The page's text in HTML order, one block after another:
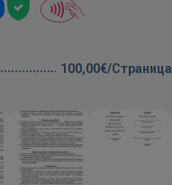
100,00€/Страница